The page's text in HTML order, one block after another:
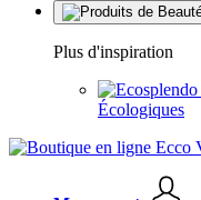
Plus d'inspiration
Écologiques